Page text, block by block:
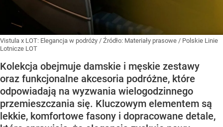
Vistula x LOT: Elegancja w podróży / Źródło: Materiały prasowe / Polskie Linie
Lotnicze LOT
Kolekcja obejmuje damskie i męskie zestawy
oraz funkcjonalne akcesoria podróżne, które
odpowiadają na wyzwania wielogodzinnego
przemieszczania się. Kluczowym elementem są
lekkie, komfortowe fasony i dopracowane detale,